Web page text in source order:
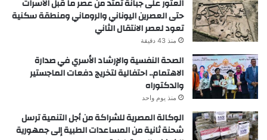
العثور على جبانة تمتد من عصر ما قبل الأسرات
حتى العصرين اليوناني والروماني ومنطقة سكنية
تعود لعصر الانتقال الثاني
منذ 43 دقيقة
الصحة النفسية والإرشاد الأسري في صدارة
الاهتمام.. احتفالية لتخريج دفعات الماجستير
والدكتوراه
منذ يوم واحد
الوكالة المصرية للشراكة من أجل التنمية ترسل
شحنة ثانية من المساعدات الطبية إلى جمهورية